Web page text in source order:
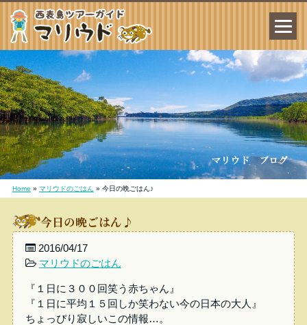
Home » マリウドのごはん » 今日の晩ごはん♪
今日の晩ごはん♪
2016/04/17
マリウドのごはん
『１日に３００回笑う赤ちゃん』
『１日に平均１５回しか笑わない今の日本の大人』
ちょっぴり寂しいこの情報…。